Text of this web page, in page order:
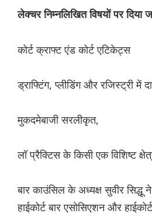
लेक्चर निम्नलिखित विषयों पर दिया
कोर्ट क्राफ्ट एंड कोर्ट एटिकेट्स
ड्राफ्टिंग, प्लीडिंग और रजिस्ट्री में
मुकदमेबाजी सरलीकृत,
लॉ प्रैक्टिस के किसी एक विशिष्ट
बार काउंसिल के अध्यक्ष सुवीर सिद्धू
हाईकोर्ट बार एसोसिएशन और